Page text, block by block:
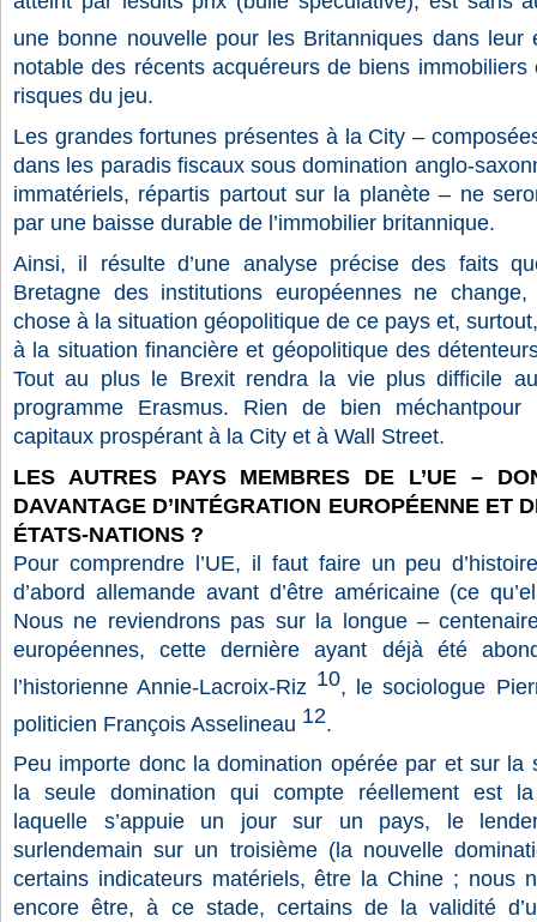
une bonne nouvelle pour les Britanniques dans leur
notable des récents acquéreurs de biens
risques du jeu.
Les grandes fortunes présentes à la City –
dans les paradis fiscaux sous domination anglo-
immatériels, répartis partout sur la planète – ne
par une baisse durable de l’immobilier britannique.
Ainsi, il résulte d’une analyse précise des faits
Bretagne des institutions européennes ne
chose à la situation géopolitique de ce pays et,
à la situation financière et géopolitique des
Tout au plus le Brexit rendra la vie plus difficile
programme Erasmus. Rien de bien
capitaux prospérant à la City et à Wall Street.
LES AUTRES PAYS MEMBRES DE L’UE –
DAVANTAGE D’INTÉGRATION EUROPÉENNE ET
ÉTATS-NATIONS ?
Pour comprendre l’UE, il faut faire un peu
d’abord allemande avant d’être américaine (ce
Nous ne reviendrons pas sur la longue –
européennes, cette dernière ayant déjà été
l’historienne Annie-Lacroix-Riz 10, le sociologue
politicien François Asselineau 12.
Peu importe donc la domination opérée par et sur la
la seule domination qui compte réellement est la
laquelle s’appuie un jour sur un pays, le
surlendemain sur un troisième (la nouvelle
certains indicateurs matériels, être la Chine ; nous
encore être, à ce stade, certains de la validité